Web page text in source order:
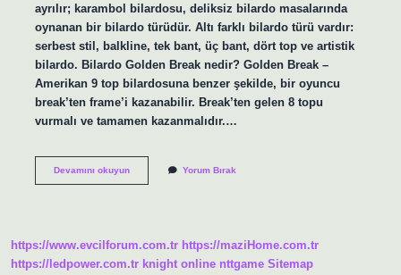
ayrılır; karambol bilardosu, deliksiz bilardo masalarında
oynanan bir bilardo türüdür. Altı farklı bilardo türü vardır:
serbest stil, balkline, tek bant, üç bant, dört top ve artistik
bilardo. Bilardo Golden Break nedir? Golden Break –
Amerikan 9 top bilardosuna benzer şekilde, bir oyuncu
break’ten frame’i kazanabilir. Break’ten gelen 8 topu
vurmalı ve tamamen kazanmalıdır.…
Devamını okuyunBrikol
Yorum Bırak
https://www.evcilforum.com.tr https://maziHome.com.tr
https://ledpower.com.tr knight online nttgame Sitemap